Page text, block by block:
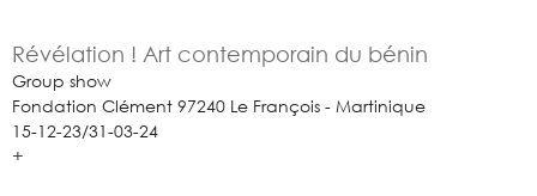
Révélation ! Art contemporain du bénin
Group show
Fondation Clément 97240 Le François - Martinique
15-12-23/31-03-24
+